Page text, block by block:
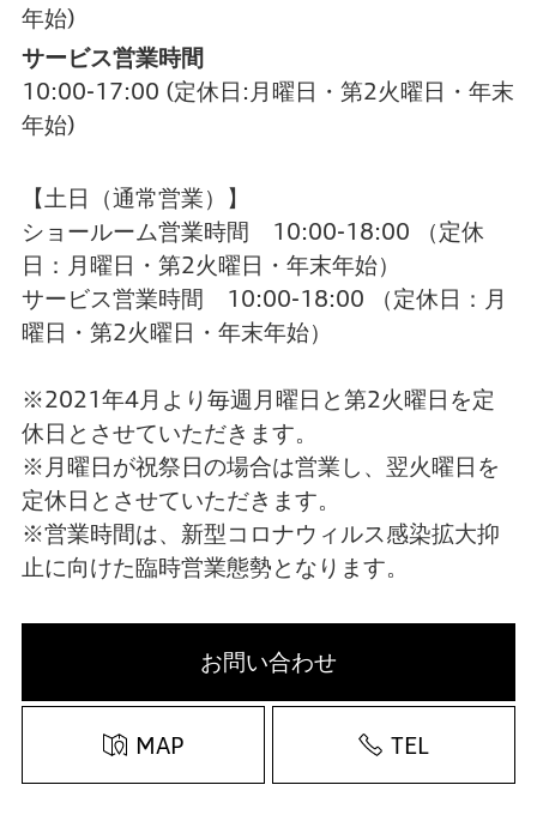
年始)
サービス営業時間
10:00-17:00 (定休日:月曜日・第2火曜日・年末
年始)
【土日（通常営業）】
ショールーム営業時間 10:00-18:00 （定休
日：月曜日・第2火曜日・年末年始）
サービス営業時間 10:00-18:00 （定休日：月
曜日・第2火曜日・年末年始）
※2021年4月より毎週月曜日と第2火曜日を定
休日とさせていただきます。
※月曜日が祝祭日の場合は営業し、翌火曜日を
定休日とさせていただきます。
※営業時間は、新型コロナウィルス感染拡大抑
止に向けた臨時営業態勢となります。
お問い合わせ
MAP TEL